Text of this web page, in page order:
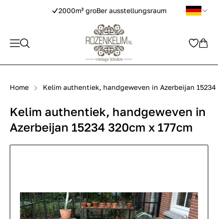
2000m² groBer ausstellungsraum
Home Kelim authentiek, handgeweven in Azerbeijan 15234
Kelim authentiek, handgeweven in
Azerbeijan 15234 320cm x 177cm